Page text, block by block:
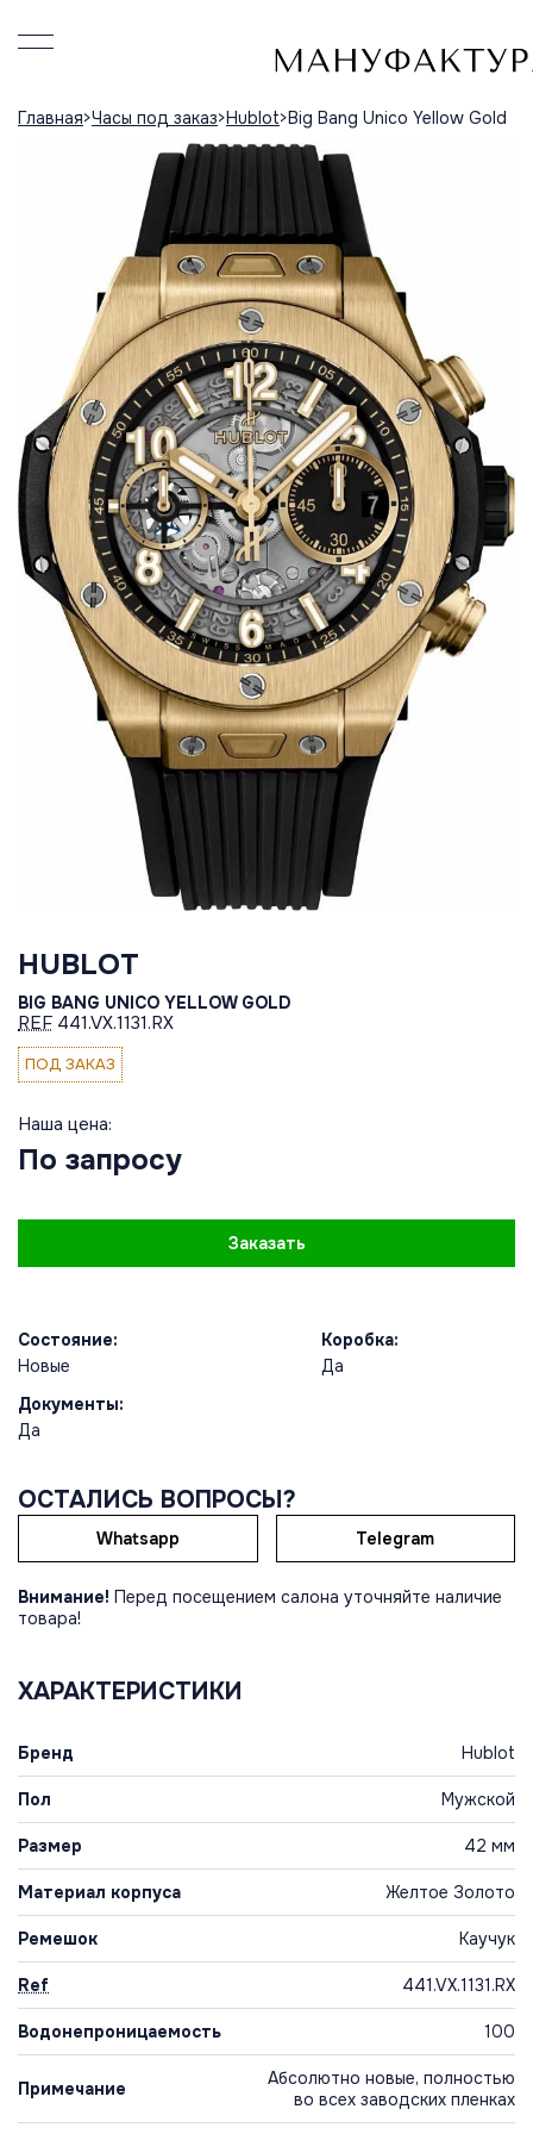
Главная Часы под заказ Hublot Big Bang Unico Yellow Gold
HUBLOT
BIG BANG UNICO YELLOW GOLD
REF 441.VX.1131.RX
ПОД ЗАКАЗ
Наша цена:
По запросу
Заказать
Состояние:
Новые
Коробка:
Да
Документы:
Да
ОСТАЛИСЬ ВОПРОСЫ?
Whatsapp Telegram
Внимание! Перед посещением салона уточняйте наличие
товара!
ХАРАКТЕРИСТИКИ
Бренд Hublot
Пол Мужской
Размер 42 мм
Материал корпуса Желтое Золото
Ремешок Каучук
Ref 441.VX.1131.RX
Водонепроницаемость 100
Примечание
Абсолютно новые, полностью
во всех заводских пленках